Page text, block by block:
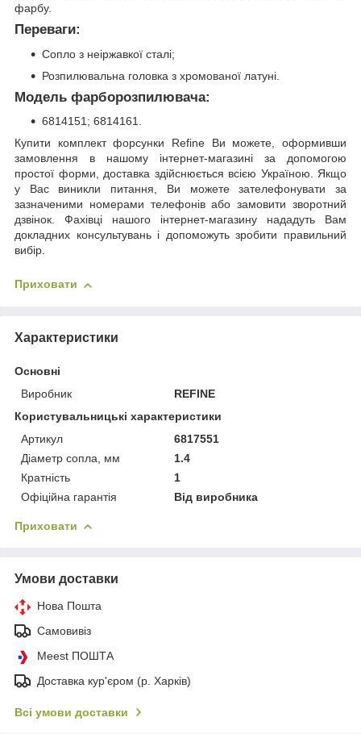
фарбу.
Переваги:
Сопло з неіржавкої сталі;
Розпилювальна головка з хромованої латуні.
Модель фарборозпилювача:
6814151; 6814161.
Купити комплект форсунки Refine Ви можете, оформивши
замовлення в нашому інтернет-магазині за допомогою
простої форми, доставка здійснюється всією Україною. Якщо
у Вас виникли питання, Ви можете зателефонувати за
зазначеними номерами телефонів або замовити зворотний
дзвінок. Фахівці нашого інтернет-магазину нададуть Вам
докладних консультувань і допоможуть зробити правильний
вибір.
Приховати
Характеристики
Основні
Виробник
REFINE
Користувальницькі характеристики
Артикул
6817551
Діаметр сопла, мм
1.4
Кратність
1
Офіційна гарантія
Від виробника
Приховати
Умови доставки
Нова Пошта
Самовивіз
Meest ПОШТА
Доставка кур'єром (р. Харків)
Всі умови доставки